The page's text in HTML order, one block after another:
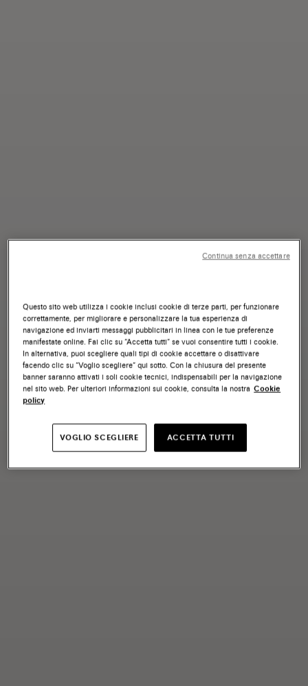
Questo sito web utilizza i cookie inclusi cookie di terze parti, per funzionare
correttamente, per migliorare e personalizzare la tua esperienza di
navigazione ed inviarti messaggi pubblicitari in linea con le tue preferenze
manifestate online. Fai clic su “Accetta tutti” se vuoi consentire tutti i cookie.
In alternativa, puoi scegliere quali tipi di cookie accettare o disattivare
facendo clic su “Voglio scegliere” qui sotto. Con la chiusura del presente
banner saranno attivati i soli cookie tecnici, indispensabili per la navigazione
nel sito web. Per ulteriori informazioni sui cookie, consulta la nostra Cookie
policy
VOGLIO SCEGLIERE ACCETTA TUTTI
Continua senza accettare